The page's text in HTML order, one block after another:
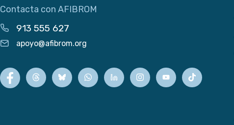
Contacta con AFIBROM
913 555 627
apoyo@afibrom.org